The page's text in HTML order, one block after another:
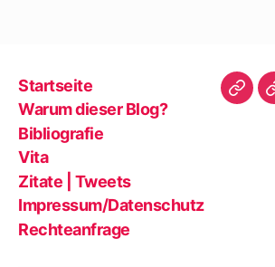
Startseite
Warum dieser Blog?
Bibliografie
Vita
Zitate | Tweets
Impressum/Datenschutz
Rechteanfrage